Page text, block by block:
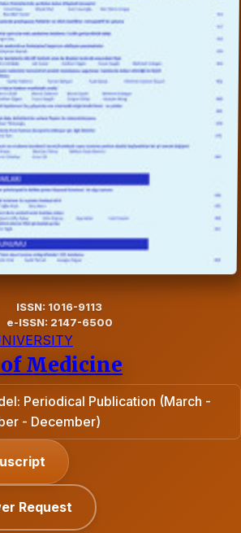
ISSN: 1016-9113
e-ISSN: 2147-6500
Medicine
Periodical Publication (March -
- December)
Request